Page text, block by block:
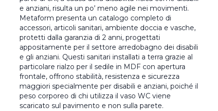
e anziani, risulta un po’ meno agile nei movimenti.
Metaform presenta un catalogo completo di
accessori, articoli sanitari, ambiente doccia e vasche,
protetti dalla garanzia di 2 anni, progettati
appositamente per il settore arredobagno dei disabili
e gli anziani. Questi sanitari installati a terra grazie al
particolare rialzo per il sedile in MDF con apertura
frontale, offrono stabilità, resistenza e sicurezza
maggiori specialmente per disabili e anziani, poiché il
peso corporeo di chi utilizza il vaso WC viene
scaricato sul pavimento e non sulla parete.